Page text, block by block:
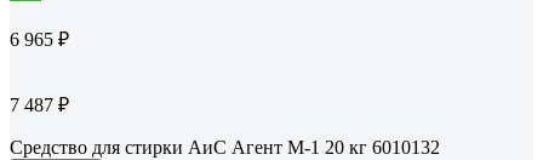
6 965 ₽
7 487 ₽
Средство для стирки АиС Агент M-1 20 кг 6010132